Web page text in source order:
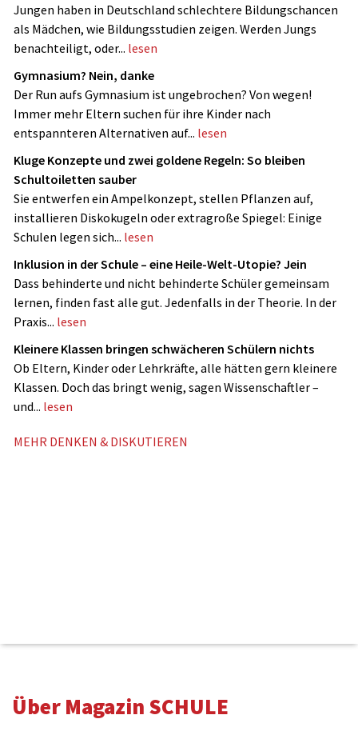
Jungen haben in Deutschland schlechtere Bildungschancen
als Mädchen, wie Bildungsstudien zeigen. Werden Jungs
benachteiligt, oder... lesen
Gymnasium? Nein, danke
Der Run aufs Gymnasium ist ungebrochen? Von wegen!
Immer mehr Eltern suchen für ihre Kinder nach
entspannteren Alternativen auf... lesen
Kluge Konzepte und zwei goldene Regeln: So bleiben
Schultoiletten sauber
Sie entwerfen ein Ampelkonzept, stellen Pflanzen auf,
installieren Diskokugeln oder extragroße Spiegel: Einige
Schulen legen sich... lesen
Inklusion in der Schule – eine Heile-Welt-Utopie? Jein
Dass behinderte und nicht ­behinderte Schüler gemeinsam
lernen, finden fast alle gut. Jedenfalls in der Theorie. In der
Praxis... lesen
Kleinere Klassen bringen schwächeren Schülern nichts
Ob Eltern, Kinder oder Lehrkräfte, alle hätten gern kleinere
Klassen. Doch das bringt wenig, sagen Wissenschaftler –
und... lesen
MEHR DENKEN & DISKUTIEREN
Name(benötigt)
Über Magazin SCHULE